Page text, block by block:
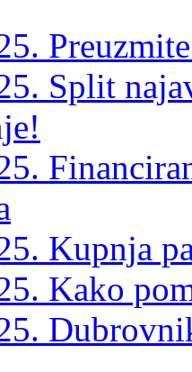
Split
Kupnja
Kako